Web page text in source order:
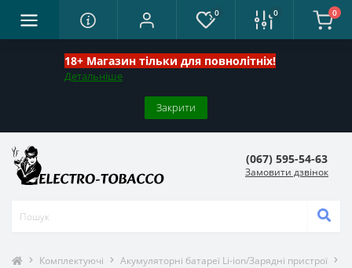
18+ Магазин тільки для повнолітніх!
Детальніше
Закрити
0 0 0
(067) 595-54-63
Замовити дзвінок
Комплектуючі Акумуляторні батареї Li-ion/Зарядні пристрої